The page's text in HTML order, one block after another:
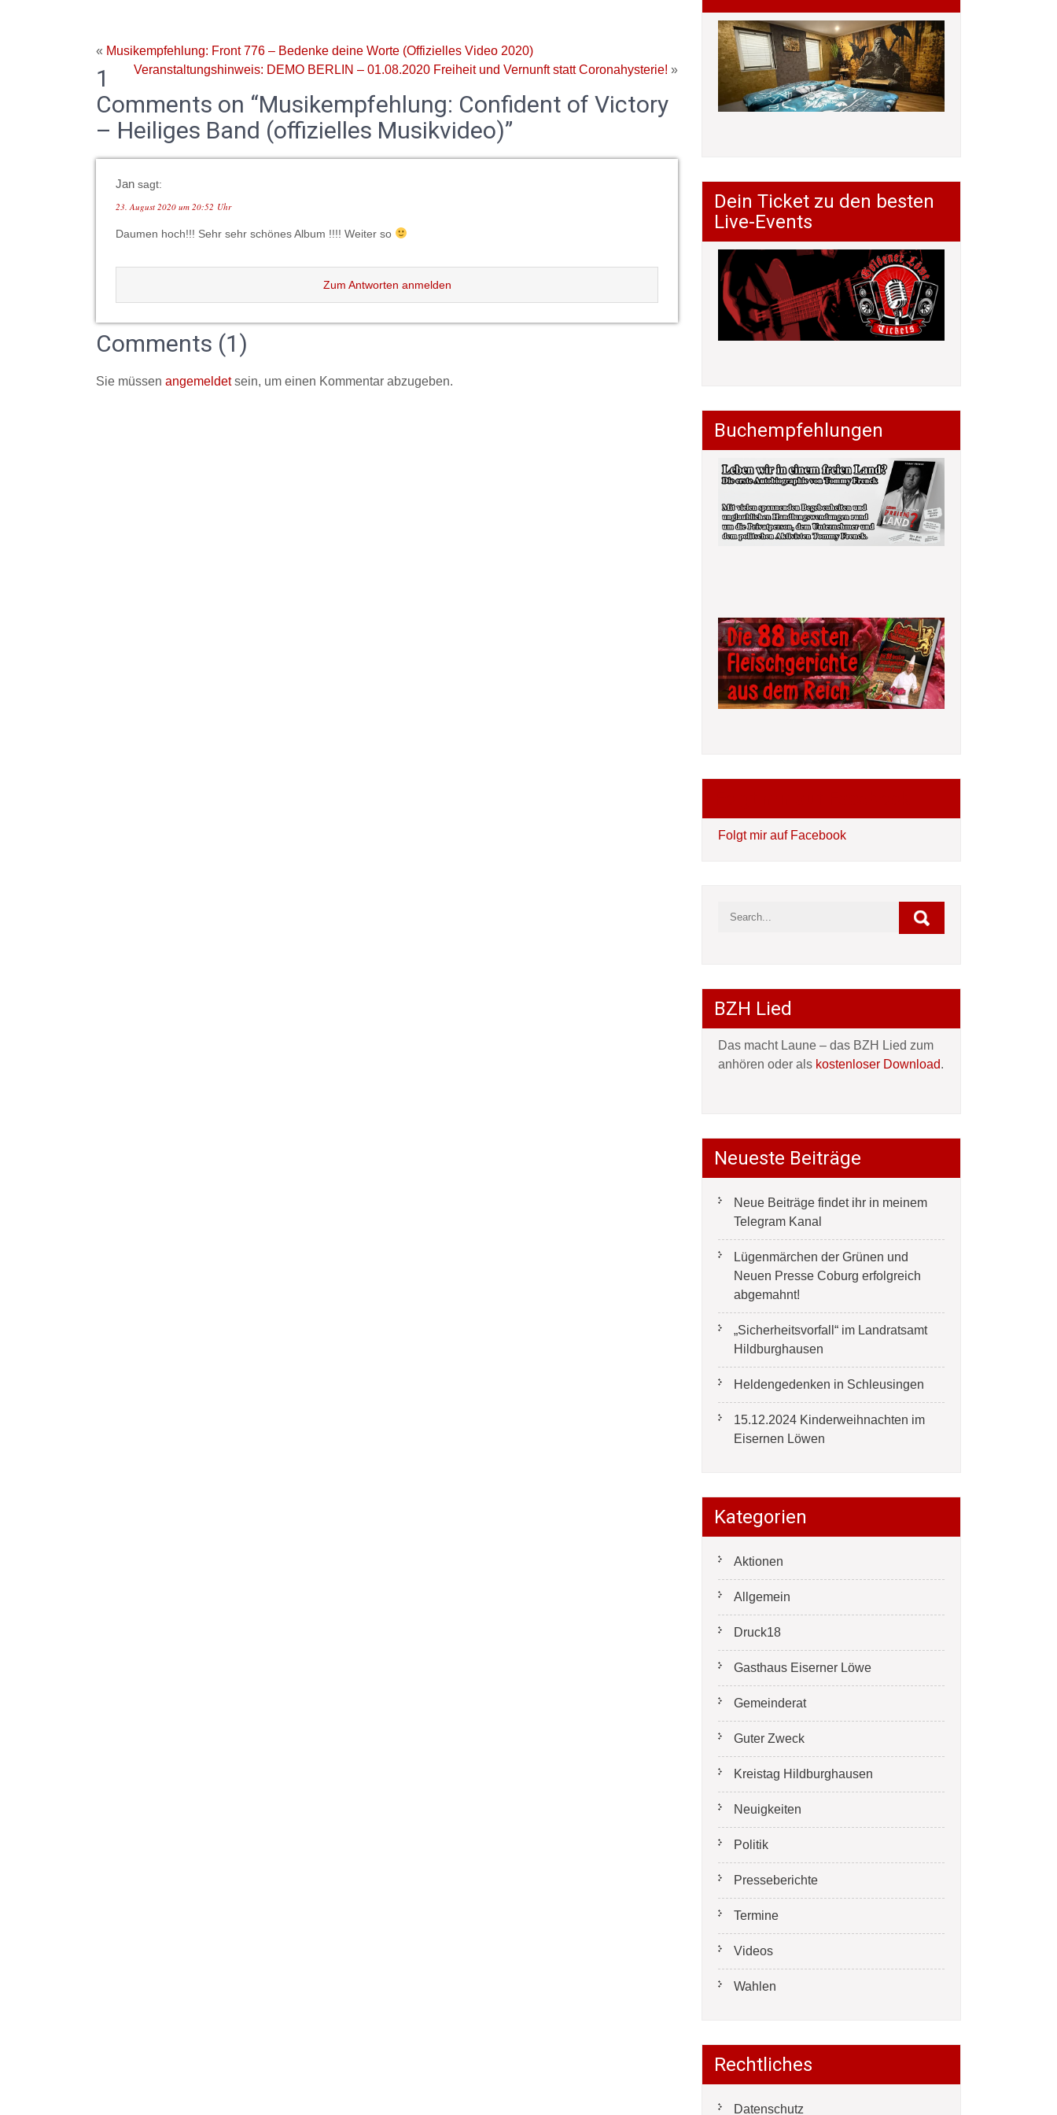
« Musikempfehlung: Front 776 – Bedenke deine Worte (Offizielles Video 2020)
Veranstaltungshinweis: DEMO BERLIN – 01.08.2020 Freiheit und Vernunft statt Coronahysterie! »
1
Comments on “Musikempfehlung: Confident of Victory
– Heiliges Band (offizielles Musikvideo)”
Jan sagt:
23. August 2020 um 20:52 Uhr
Daumen hoch!!! Sehr sehr schönes Album !!!! Weiter so
Zum Antworten anmelden
Comments (1)
Sie müssen angemeldetsein, um einen Kommentar abzugeben.
Dein Ticket zu den besten
Live-Events
Buchempfehlungen
Folgt mir auf Facebook
BZH Lied
Das macht Laune – das BZH Lied zum
anhören oder als kostenloser Download.
Neueste Beiträge
Neue Beiträge findet ihr in meinem
Telegram Kanal
Lügenmärchen der Grünen und
Neuen Presse Coburg erfolgreich
abgemahnt!
„Sicherheitsvorfall“ im Landratsamt
Hildburghausen
Heldengedenken in Schleusingen
15.12.2024 Kinderweihnachten im
Eisernen Löwen
Kategorien
Aktionen
Allgemein
Druck18
Gasthaus Eiserner Löwe
Gemeinderat
Guter Zweck
Kreistag Hildburghausen
Neuigkeiten
Politik
Presseberichte
Termine
Videos
Wahlen
Rechtliches
Datenschutz